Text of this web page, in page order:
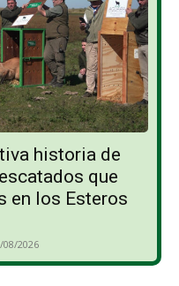
historia de
que
en los Esteros
08/2026